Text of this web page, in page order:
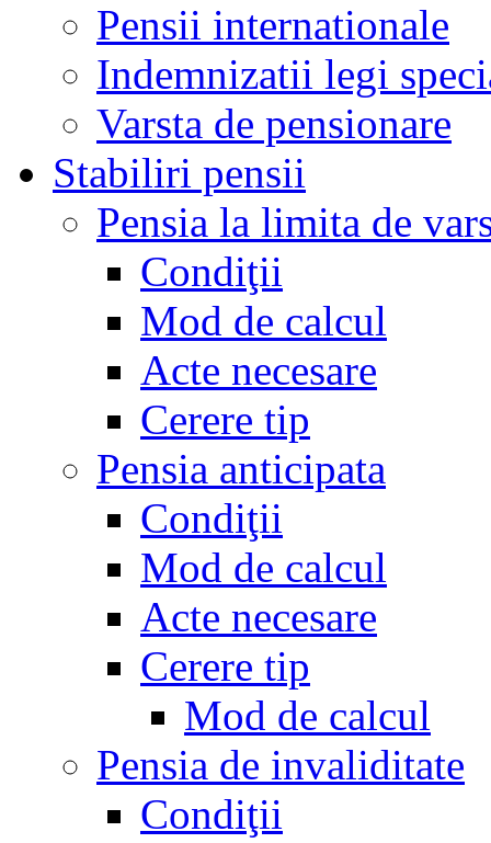
Pensii internationale
Indemnizatii legi
Varsta de pensionare
Stabiliri pensii
Pensia la limita de
Condiţii
Mod de calcul
Acte necesare
Cerere tip
Pensia anticipata
Condiţii
Mod de calcul
Acte necesare
Cerere tip
Mod de calcul
Pensia de invaliditate
Condiţii